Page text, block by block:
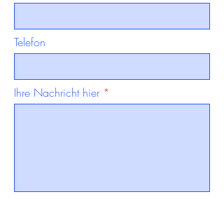
Telefon
Ihre Nachricht hier